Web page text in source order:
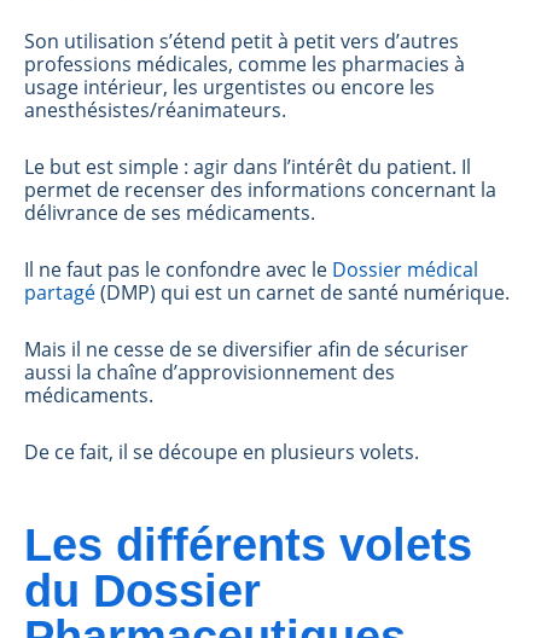
Son utilisation s’étend petit à petit vers d’autres
professions médicales, comme les pharmacies à
usage intérieur, les urgentistes ou encore les
anesthésistes/réanimateurs.
Le but est simple : agir dans l’intérêt du patient. Il
permet de recenser des informations concernant la
délivrance de ses médicaments.
Il ne faut pas le confondre avec le Dossier médical
partagé(DMP) qui est un carnet de santé numérique.
Mais il ne cesse de se diversifier afin de sécuriser
aussi la chaîne d’approvisionnement des
médicaments.
De ce fait, il se découpe en plusieurs volets.
Les différents volets
du Dossier